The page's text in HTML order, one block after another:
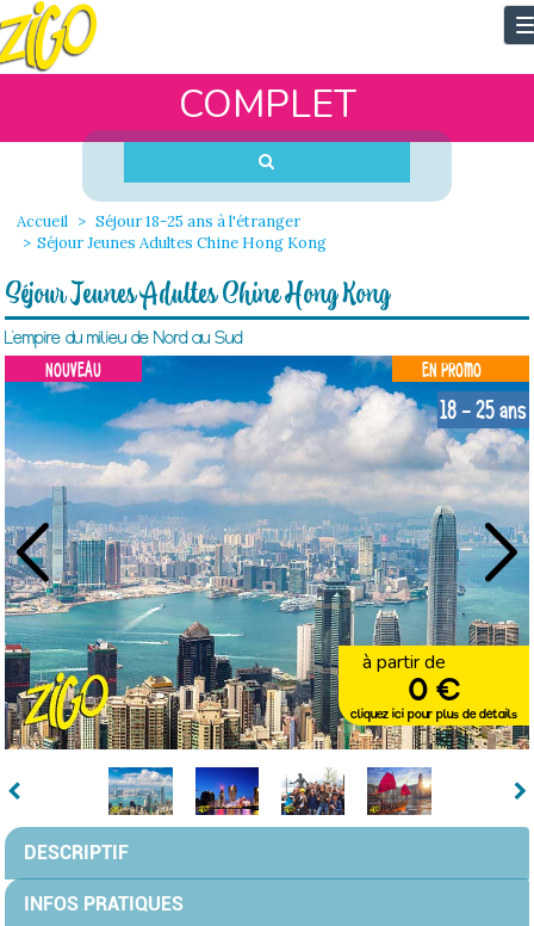
COMPLET
Accueil
Séjour 18-25 ans à l'étranger
Séjour Jeunes Adultes Chine Hong Kong
Séjour Jeunes Adultes Chine Hong Kong
L’empire du milieu de Nord au Sud
NOUVEAU EN PROMO
18 - 25 ans
à partir de
0 €
cliquez ici pour plus de détails
DESCRIPTIF
INFOS PRATIQUES